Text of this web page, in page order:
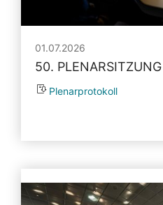
01.07.2026
50. PLENARSITZUNG
Plenarprotokoll